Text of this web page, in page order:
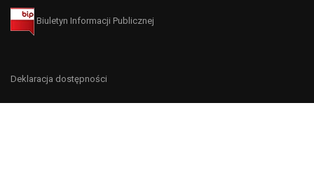
Biuletyn Informacji Publicznej
Deklaracja dostępności